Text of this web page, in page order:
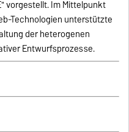
vorgestellt. Im Mittelpunkt
Technologien unterstützte
der heterogenen
Entwurfsprozesse.